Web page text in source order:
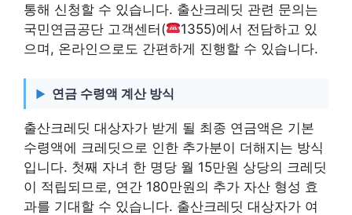
통해 신청할 수 있습니다. 출산크레딧 관련 문의는
국민연금공단 고객센터(
1355)에서 전담하고 있
으며, 온라인으로도 간편하게 진행할 수 있습니다.
연금 수령액 계산 방식
출산크레딧 대상자가 받게 될 최종 연금액은 기본
수령액에 크레딧으로 인한 추가분이 더해지는 방식
입니다. 첫째 자녀 한 명당 월 15만원 상당의 크레딧
이 적립되므로, 연간 180만원의 추가 자산 형성 효
과를 기대할 수 있습니다. 출산크레딧 대상자가 여